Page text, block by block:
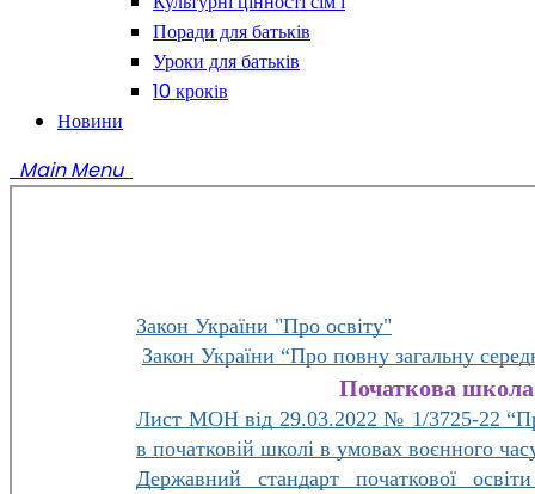
Поради для батьків
Уроки для батьків
10 кроків
Новини
Main Menu